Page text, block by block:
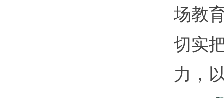
场教
切实
力，